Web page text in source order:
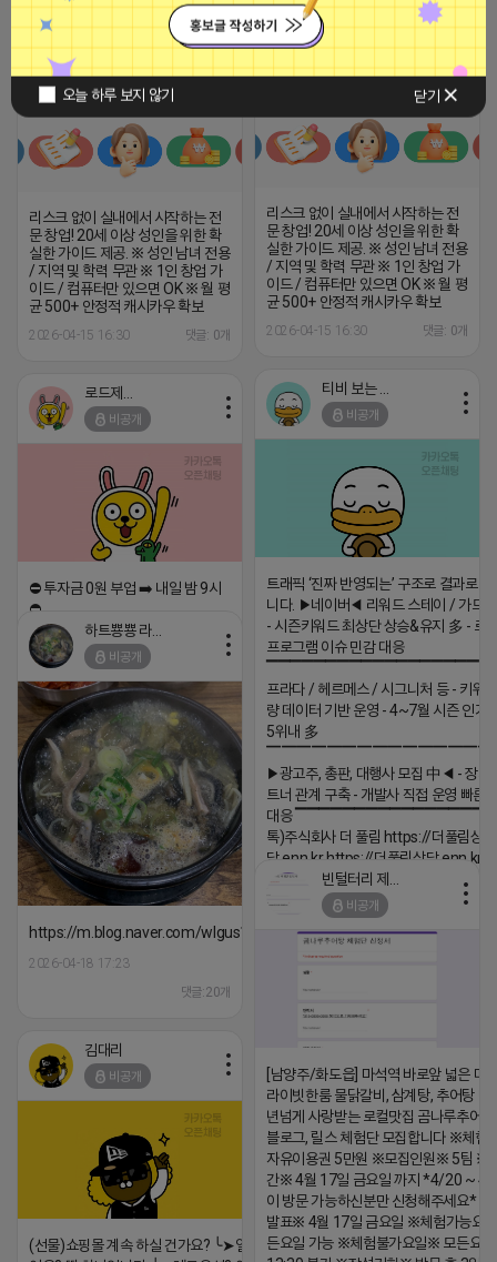
오늘 하루 보지 않기 닫기
이현호
비공개
리스크 없이 실내에서 시작하는 전
문 창업! 20세 이상 성인을 위한 확
실한 가이드 제공. ※ 성인 남녀 전용
/ 지역 및 학력 무관 ※ 1인 창업 가
이드 / 컴퓨터만 있으면 OK ※ 월 평
균 500+ 안정적 캐시카우 확보
2026-04-15 16:30 댓글: 0개
이현호
리스크 없이 실내에서 시작하는 전
문 창업! 20세 이상 성인을 위한 확
실한 가이드 제공. ※ 성인 남녀 전용
/ 지역 및 학력 무관 ※ 1인 창업 가
이드 / 컴퓨터만 있으면 OK ※ 월 평
균 500+ 안정적 캐시카우 확보
2026-04-15 16:30 댓글: 0개
비공개
트래픽 ‘진짜 반영되는’ 구조로 결과로
니다. ▶네이버◀ 리워드 스테이 / 가드 /
- 시즌키워드 최상단 상승&유지 多 - 로
프로그램 이슈 민감 대응
▔▔▔▔▔▔▔▔▔▔▔▔▔▔▔▔▔▔ ▶
프라다 / 헤르메스 / 시그니처 등 - 키워
량 데이터 기반 운영 - 4~7월 시즌 인기
5위내 多
▶광고주, 총판, 대행사 모집 中◀ - 장기
트너 관계 구축 - 개발사 직접 운영 빠른
대응
톡)주식회사 더 풀림 https://더풀림상
담.enn.kr https://더풀림상담.enn.kr
2026-04-18 17:26
비공개
⛔️ 투자금 0원 부업 ➡️ 내일 밤 9시
⛔️
2026-04-18 17:23
하트뿅뿅 라이언
비공개
https://m.blog.naver.com/wlgus1647/224253846149
2026-04-18 17:23
댓글:20개
비공개
[남양주/화도읍] 마석역 바로앞 넓은 매
라이빗한룸 물닭갈비, 삼계탕, 추어탕 맛
년넘게 사랑받는 로컬맛집 곰나루추어
블로그, 릴스 체험단 모집합니다 ※체험
자유이용권 5만원 ※모집인원※ 5팀 ※
간※ 4월 17일 금요일 까지 *4/20 ~ 4/
이 방문 가능하신분만 신청해주세요* ※
발표※ 4월 17일 금요일 ※체험가능요
든요일 가능 ※체험불가요일※ 모든요
김대리
비공개
(선물)쇼핑몰 계속 하실 건가요? ╰➤열심히 해도 안되는